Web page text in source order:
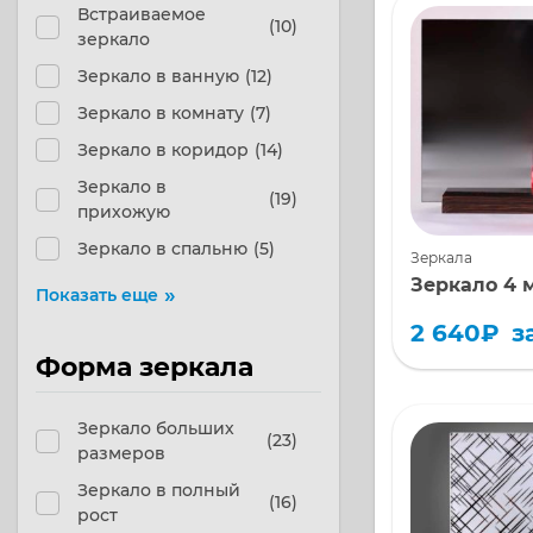
вам зеркало
идеальное
подойдет
купе,
в
таких как
хай-тек или
Элегантное и
Хотите
комнату,
коридор или
модель
Развернуть
Зеркала
Зеркало 4
Ищете
зеркало 4 мм
графит – это
нужно! Оно
сочетает в
2 640₽
Встраиваемое
зеркало
(10)
Зеркало в ванную (12)
Зеркало в комнату (7)
Зеркало в коридор (14)
Зеркало в
прихожую
(19)
Зеркало в спальню (5)
Показать еще
Форма зеркала
Зеркало больших
размеров
(23)
Зеркало в полный
рост
(16)